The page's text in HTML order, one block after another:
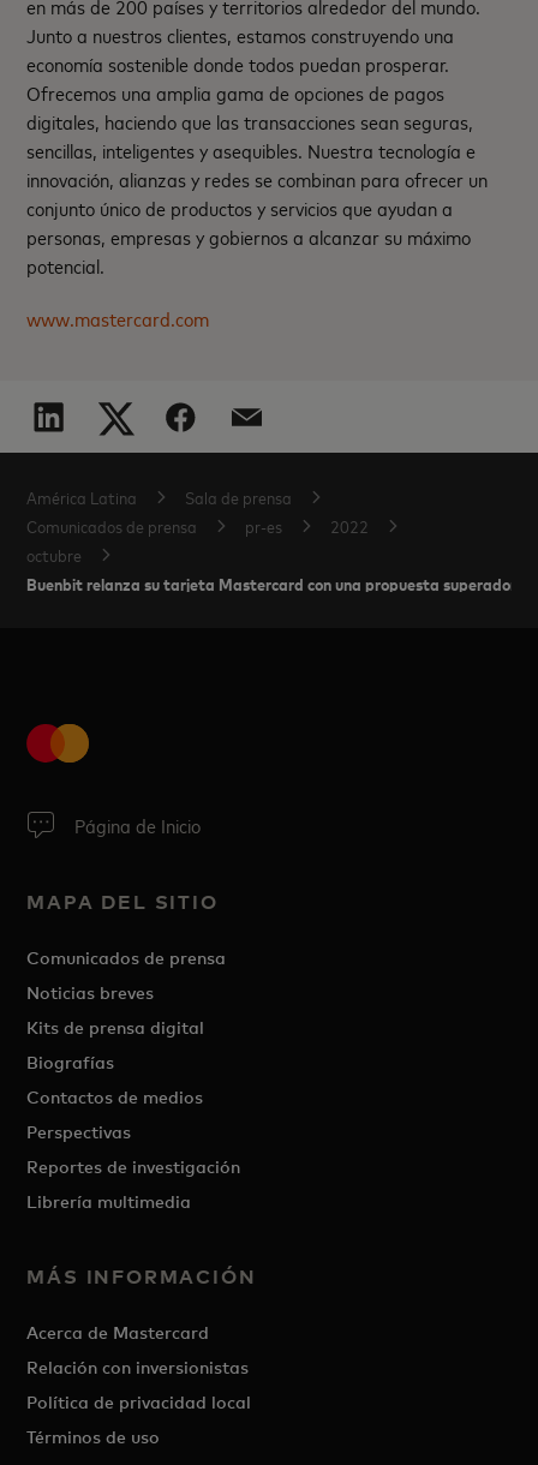
en más de 200 países y territorios alrededor del mundo.
Junto a nuestros clientes, estamos construyendo una
economía sostenible donde todos puedan prosperar.
Ofrecemos una amplia gama de opciones de pagos
digitales, haciendo que las transacciones sean seguras,
sencillas, inteligentes y asequibles. Nuestra tecnología e
innovación, alianzas y redes se combinan para ofrecer un
conjunto único de productos y servicios que ayudan a
personas, empresas y gobiernos a alcanzar su máximo
potencial.
www.mastercard.com
América Latina
Sala de prensa
Comunicados de prensa
pr-es
2022
octubre
Buenbit relanza su tarjeta Mastercard con una propuesta superadora
Página de Inicio
MAPA DEL SITIO
Comunicados de prensa
Noticias breves
Kits de prensa digital
Biografías
Contactos de medios
Perspectivas
Reportes de investigación
Librería multimedia
MÁS INFORMACIÓN
Acerca de Mastercard
Relación con inversionistas
Política de privacidad local
Términos de uso